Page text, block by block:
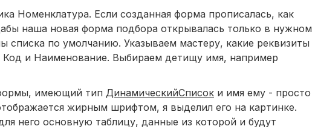
Номенклатура. Если созданная форма прописалась, как
наша новая форма подбора открывалась только в нужном
по умолчанию. Указываем мастеру, какие реквизиты
Код и Наименование. Выбираем детищу имя, например
формы, имеющий тип ДинамическийСписок и имя ему - просто
жирным шрифтом, я выделил его на картинке.
него основную таблицу, данные из которой и будут